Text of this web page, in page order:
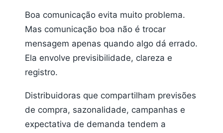
Boa comunicação evita muito problema.
Mas comunicação boa não é trocar
mensagem apenas quando algo dá errado.
Ela envolve previsibilidade, clareza e
registro.
Distribuidoras que compartilham previsões
de compra, sazonalidade, campanhas e
expectativa de demanda tendem a